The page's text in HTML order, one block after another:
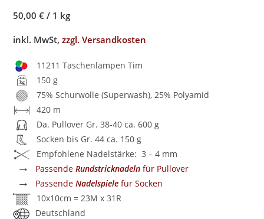
50,00 € / 1 kg
inkl. MwSt,zzgl. Versandkosten
11211 Taschenlampen Tim
150 g
75% Schurwolle (Superwash), 25% Polyamid
420 m
Da. Pullover Gr. 38-40 ca. 600 g
Socken bis Gr. 44 ca. 150 g
Empfohlene Nadelstärke: 3 – 4 mm
→ PassendeRundstricknadeln für Pullover
→ PassendeNadelspiele für Socken
10x10cm = 23M x 31R
Deutschland